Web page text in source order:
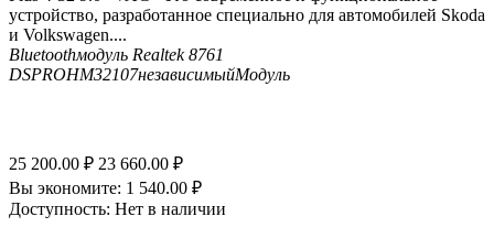
устройство, разработанное специально для автомобилей Skoda
и Volkswagen....
Bluetoothмодуль Realtek 8761
DSPROHM32107независимыйМодуль
25 200.00 ₽ 23 660.00 ₽
Вы экономите: 1 540.00 ₽
Доступность: Нет в наличии